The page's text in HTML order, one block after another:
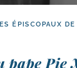
ÉPISCOPAUX
pape